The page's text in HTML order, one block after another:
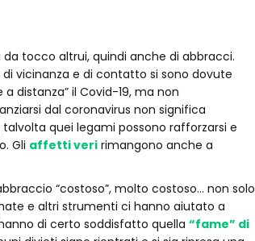
tocco altrui, quindi anche di abbracci.
vicinanza e di contatto si sono dovute
distanza” il Covid-19, ma non
dal coronavirus non significa
quei legami possono rafforzarsi e
Gli affetti veri rimangono anche a
“costoso”, molto costoso… non solo
e altri strumenti ci hanno aiutato a
di certo soddisfatto quella “fame” di